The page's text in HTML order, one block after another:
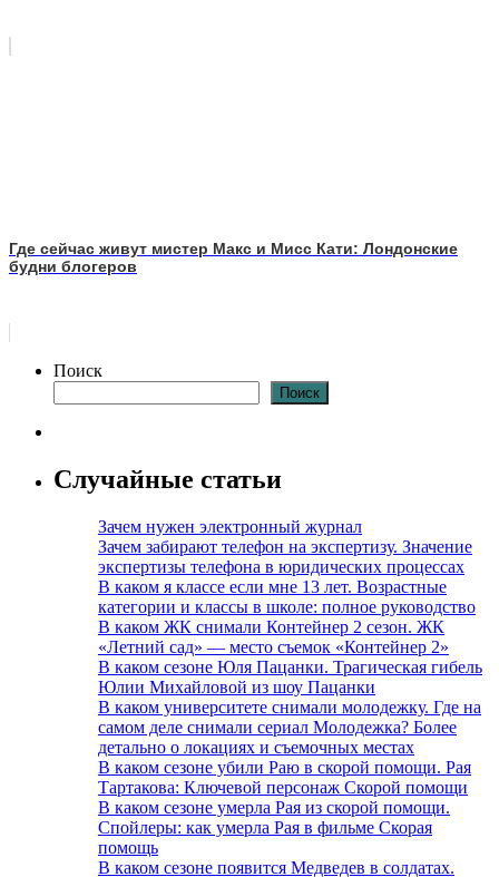
Где сейчас живут мистер Макс и Мисс Кати: Лондонские
будни блогеров
Поиск
Поиск
Случайные статьи
Зачем нужен электронный журнал
Зачем забирают телефон на экспертизу. Значение
экспертизы телефона в юридических процессах
В каком я классе если мне 13 лет. Возрастные
категории и классы в школе: полное руководство
В каком ЖК снимали Контейнер 2 сезон. ЖК
«Летний сад» — место съемок «Контейнер 2»
В каком сезоне Юля Пацанки. Трагическая гибель
Юлии Михайловой из шоу Пацанки
В каком университете снимали молодежку. Где на
самом деле снимали сериал Молодежка? Более
детально о локациях и съемочных местах
В каком сезоне убили Раю в скорой помощи. Рая
Тартакова: Ключевой персонаж Скорой помощи
В каком сезоне умерла Рая из скорой помощи.
Спойлеры: как умерла Рая в фильме Скорая
помощь
В каком сезоне появится Медведев в солдатах.